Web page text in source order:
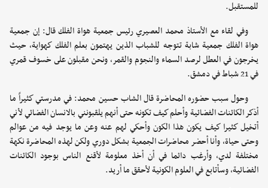
للمستقبل.
وفي لقاء مع الأستاذ محمد العصيري رئيس جمعية هواة الفلك قال: إن جمعية
هواة الفلك جمعية شابة تتوجه للشباب الذين يهتمون بعلم الفلك كهواية، حيث
يخرجون في العطل لرصد السماء والنجوم والقمر، ونحن مقبلون على خسوف قمري
في 21 شباط في دمشق.
وحول سبب حضوره المحاضرة قال الشاب حسين محمد: في مدرستي كثيراً ما
أذكر الكائنات الفضائية وأحلم كيف تكونه حتى أنهم يلقبونني بالانسان الفضائي لأني
أتخيل كثيرا كيف يكون هذا الكون وأحكي لهم عنه وعن ما يوجد فيه من عوالم
وحتى حياة، وأنا أحضر محاضرات الجمعية بشكل دوري ولكن لهذه المحاضرة نكهة
مختلفة لدي، وأرغب دائما في أن أخذ معلومة لأقنع الناس بوجود الكائنات
الفضائية، وسأتابع في العلوم الكونية لأحقق ما أريد.